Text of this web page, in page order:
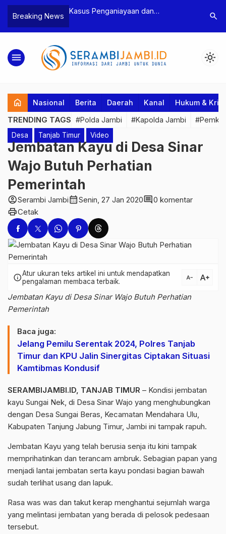
Breaking News
BPD, Polres
Tersangka
Polres Tebo Ungkap Kasus
Dua Pelaku Pengeroyokan di Sumay
Terkait
search
menu light_mode
home Nasional Berita Daerah Kanal Hukum &
TRENDING TAGS #Polda Jambi #Kapolda Jambi
Desa Tanjab Timur Video
Jembatan Kayu di Desa Sinar
Wajo Butuh Perhatian
Pemerintah
account_circleSerambi Jambicalendar_monthSenin, 27 Jan 2020comment0 komentar
printCetak
infoAtur ukuran teks artikel ini untuk mendapatkan
pengalaman membaca terbaik.
text_decrease text_increase
Jembatan Kayu di Desa Sinar Wajo Butuh Perhatian
Pemerintah
Baca juga:
Jelang Pemilu Serentak 2024, Polres Tanjab
Timur dan KPU Jalin Sinergitas Ciptakan Situasi
Kamtibmas Kondusif
SERAMBIJAMBI.ID, TANJAB TIMUR – Kondisi jembatan
kayu Sungai Nek, di Desa Sinar Wajo yang menghubungkan
dengan Desa Sungai Beras, Kecamatan Mendahara Ulu,
Kabupaten Tanjung Jabung Timur, Jambi ini tampak rapuh.
Jembatan Kayu yang telah berusia senja itu kini tampak
memprihatinkan dan terancam ambruk. Sebagian papan yang
menjadi lantai jembatan serta kayu pondasi bagian bawah
sudah terlihat usang dan lapuk.
Rasa was was dan takut kerap menghantui sejumlah warga
yang melintasi jembatan yang berada di pelosok pedesaan
tersebut.